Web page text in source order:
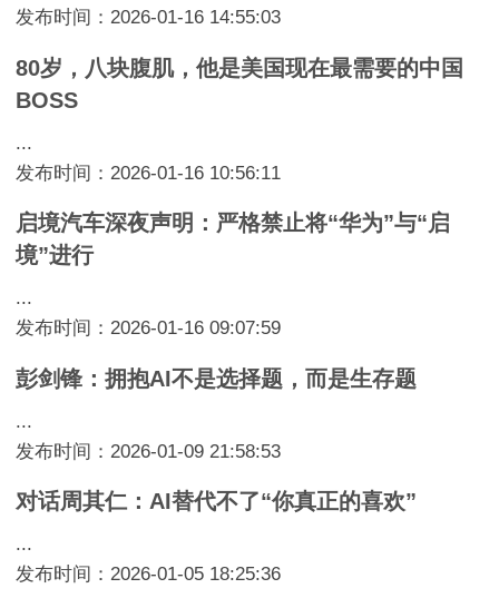
发布时间：2026-01-16 14:55:03
80岁，八块腹肌，他是美国现在最需要的中国
BOSS
...
发布时间：2026-01-16 10:56:11
启境汽车深夜声明：严格禁止将“华为”与“启
境”进行
...
发布时间：2026-01-16 09:07:59
彭剑锋：拥抱AI不是选择题，而是生存题
...
发布时间：2026-01-09 21:58:53
对话周其仁：AI替代不了“你真正的喜欢”
...
发布时间：2026-01-05 18:25:36